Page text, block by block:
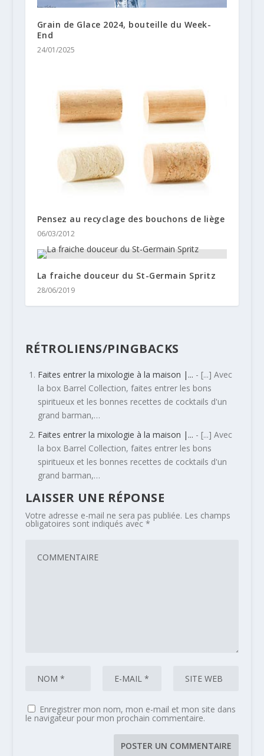
Grain de Glace 2024, bouteille du Week-
End
24/01/2025
Pensez au recyclage des bouchons de liège
06/03/2012
La fraiche douceur du St-Germain Spritz
28/06/2019
RÉTROLIENS/PINGBACKS
Faites entrer la mixologie à la maison |... - [...] Avec
la box Barrel Collection, faites entrer les bons
spiritueux et les bonnes recettes de cocktails d'un
grand barman,…
Faites entrer la mixologie à la maison |... - [...] Avec
la box Barrel Collection, faites entrer les bons
spiritueux et les bonnes recettes de cocktails d'un
grand barman,…
LAISSER UNE RÉPONSE
Votre adresse e-mail ne sera pas publiée. Les champs
obligatoires sont indiqués avec *
Enregistrer mon nom, mon e-mail et mon site dans
le navigateur pour mon prochain commentaire.